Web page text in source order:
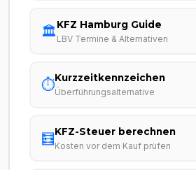
🏛️KFZ Hamburg Guide
LBV Termine & Alternativen
⏱️Kurzzeitkennzeichen
Überführungsalternative
🧮KFZ-Steuer berechnen
Kosten vor dem Kauf prüfen